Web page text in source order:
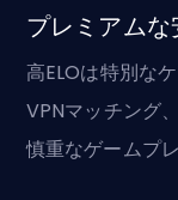
プレミアム
高ELOは特別な
VPNマッチング
慎重なゲームプ